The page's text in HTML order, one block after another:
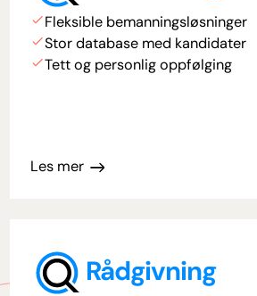
Fleksible bemanningsløsninger
Stor database med kandidater
Tett og personlig oppfølging
Les mer
Rådgivning